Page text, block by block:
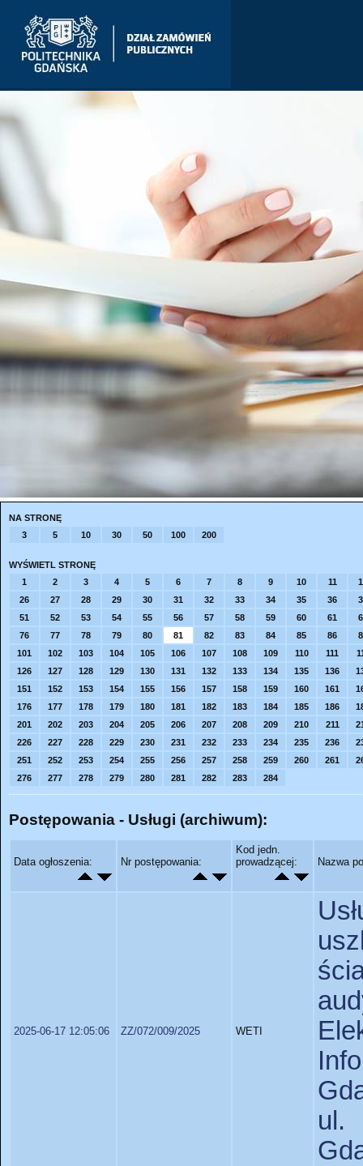
NA STRONĘ
3
5 10 30 50 100 200
WYŚWIETL STRONĘ
1
2 3 4 5 6 7 8 9 10 11
26
27 28 29 30 31 32 33 34 35 36
51
52 53 54 55 56 57 58 59 60 61
76
77 78 79 80 81 82 83 84 85 86
101
102 103 104 105 106 107 108 109 110 111
126
127 128 129 130 131 132 133 134 135 136
151
152 153 154 155 156 157 158 159 160 161
176
177 178 179 180 181 182 183 184 185 186
201
202 203 204 205 206 207 208 209 210 211
226
227 228 229 230 231 232 233 234 235 236
251
252 253 254 255 256 257 258 259 260 261
276
277 278 279 280 281 282 283 284
Postępowania - Usługi (archiwum):
Data ogłoszenia: Nr postępowania:
Kod jedn.
prowadzącej:
Nazwa
2025-06-17 12:05:06 ZZ/072/009/2025 WETI
ul.